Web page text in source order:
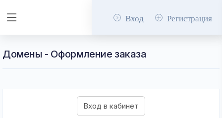
Вход Регистрация
Домены - Оформление заказа